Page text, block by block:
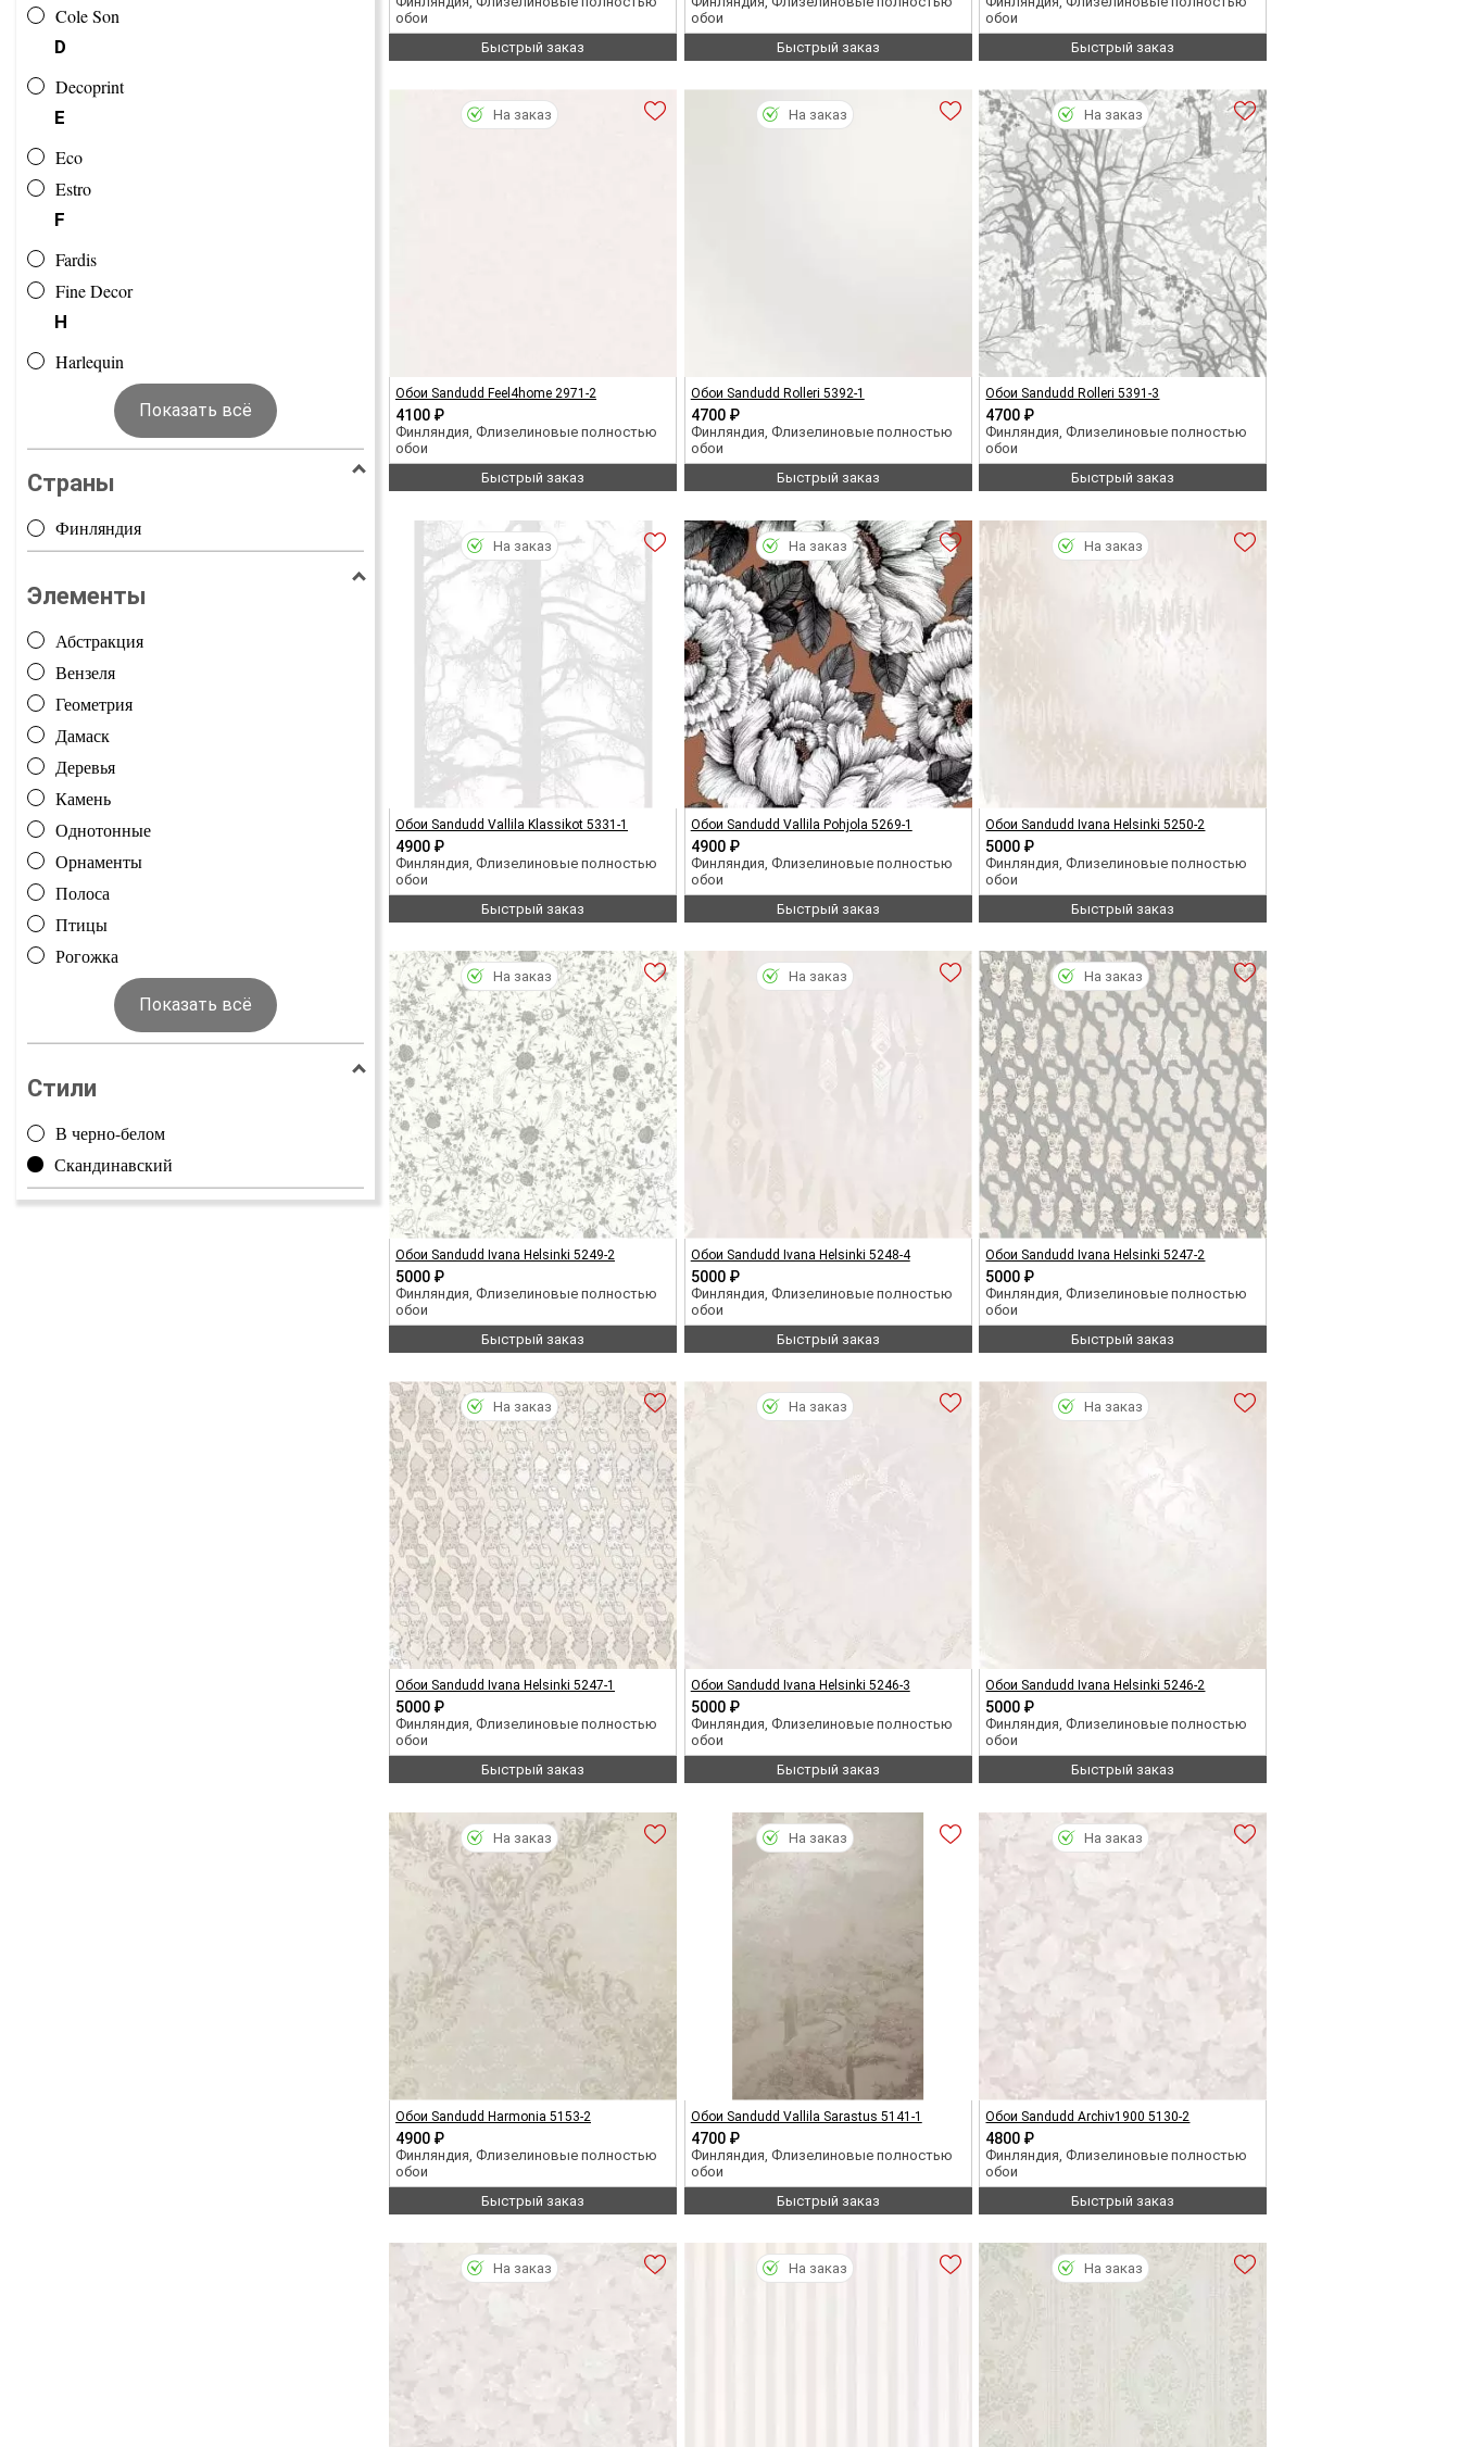
Cole Son
D
Decoprint
E
Eco
Estro
F
Fardis
Fine Decor
H
Harlequin
Показать всё
Страны
Финляндия
Элементы
Абстракция
Вензеля
Геометрия
Дамаск
Деревья
Камень
Однотонные
Орнаменты
Полоса
Птицы
Рогожка
Показать всё
Стили
В черно-белом
Скандинавский
обои
Быстрый заказ
обои
Быстрый заказ
обои
Быстрый заказ
Обои Sandudd Feel4home 2971-2
4100 ₽
Финляндия, Флизелиновые полностью
обои
Быстрый заказ
На заказ
Обои Sandudd Rolleri 5392-1
4700 ₽
Финляндия, Флизелиновые полностью
обои
Быстрый заказ
На заказ
Обои Sandudd Rolleri 5391-3
4700 ₽
Финляндия, Флизелиновые полностью
обои
Быстрый заказ
На заказ
Обои Sandudd Vallila Klassikot 5331-1
4900 ₽
Финляндия, Флизелиновые полностью
обои
Быстрый заказ
На заказ
Обои Sandudd Vallila Pohjola 5269-1
4900 ₽
Финляндия, Флизелиновые полностью
обои
Быстрый заказ
На заказ
Обои Sandudd Ivana Helsinki 5250-2
5000 ₽
Финляндия, Флизелиновые полностью
обои
Быстрый заказ
На заказ
Обои Sandudd Ivana Helsinki 5249-2
5000 ₽
Финляндия, Флизелиновые полностью
обои
Быстрый заказ
На заказ
Обои Sandudd Ivana Helsinki 5248-4
5000 ₽
Финляндия, Флизелиновые полностью
обои
Быстрый заказ
На заказ
Обои Sandudd Ivana Helsinki 5247-2
5000 ₽
Финляндия, Флизелиновые полностью
обои
Быстрый заказ
На заказ
Обои Sandudd Ivana Helsinki 5247-1
5000 ₽
Финляндия, Флизелиновые полностью
обои
Быстрый заказ
На заказ
Обои Sandudd Ivana Helsinki 5246-3
5000 ₽
Финляндия, Флизелиновые полностью
обои
Быстрый заказ
На заказ
Обои Sandudd Ivana Helsinki 5246-2
5000 ₽
Финляндия, Флизелиновые полностью
обои
Быстрый заказ
На заказ
Обои Sandudd Harmonia 5153-2
4900 ₽
Финляндия, Флизелиновые полностью
обои
Быстрый заказ
На заказ
Обои Sandudd Vallila Sarastus 5141-1
4700 ₽
Финляндия, Флизелиновые полностью
обои
Быстрый заказ
На заказ
Обои Sandudd Archiv1900 5130-2
4800 ₽
Финляндия, Флизелиновые полностью
обои
Быстрый заказ
На заказ
На заказ На заказ На заказ